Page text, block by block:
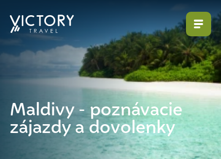
Maldivy - poznávacie
zájazdy a dovolenky